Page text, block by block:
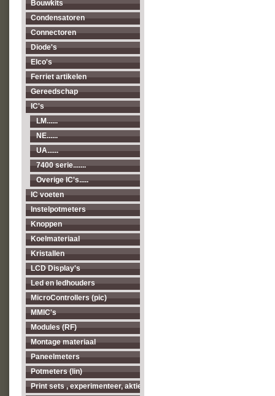
Bouwkits
Condensatoren
Connectoren
Diode's
Elco's
Ferriet artikelen
Gereedschap
IC's
LM......
NE......
UA......
7400 serie.......
Overige IC's.....
IC voeten
Instelpotmeters
Knoppen
Koelmateriaal
Kristallen
LCD Display's
Led en ledhouders
MicroControllers (pic)
MMIC's
Modules (RF)
Montage materiaal
Paneelmeters
Potmeters (lin)
Print sets , experimenteer, aktieve antenne's enz...